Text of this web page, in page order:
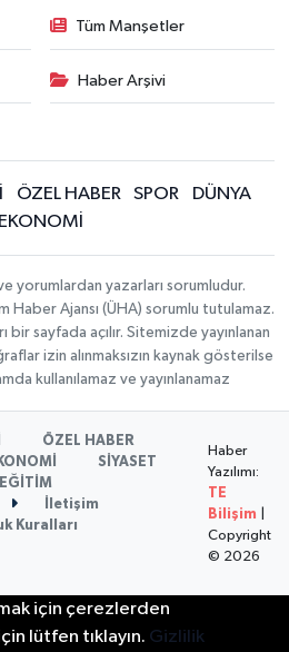
Tüm Manşetler
Haber Arşivi
ÖZEL HABER SPOR
DÜNYA
EKONOMİ
yorumlardan yazarları sorumludur.
Haber Ajansı (ÜHA) sorumlu tutulamaz.
sayfada açılır. Sitemizde yayınlanan
izin alınmaksızın kaynak gösterilse
kullanılamaz ve yayınlanamaz
ÖZEL HABER
SİYASET
EĞİTİM
İletişim
Kuralları
Haber
Yazılımı:
TE
Bilişim
Copyright
© 2026
için çerezlerden
lütfen tıklayın. Gizlilik